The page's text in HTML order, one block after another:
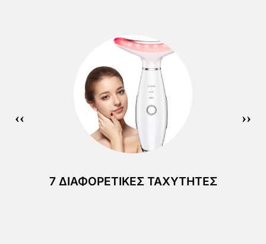
7 ΔΙΑΦΟΡΕΤΙΚΈΣ ΤΑΧΎΤΗΤΕΣ